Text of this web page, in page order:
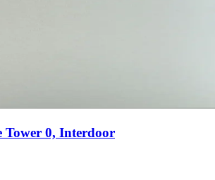
Tower 0, Interdoor